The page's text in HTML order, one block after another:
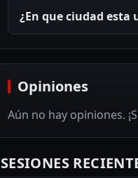
¿En que ciudad esta
Opiniones
Aún no hay opiniones.
SESIONES